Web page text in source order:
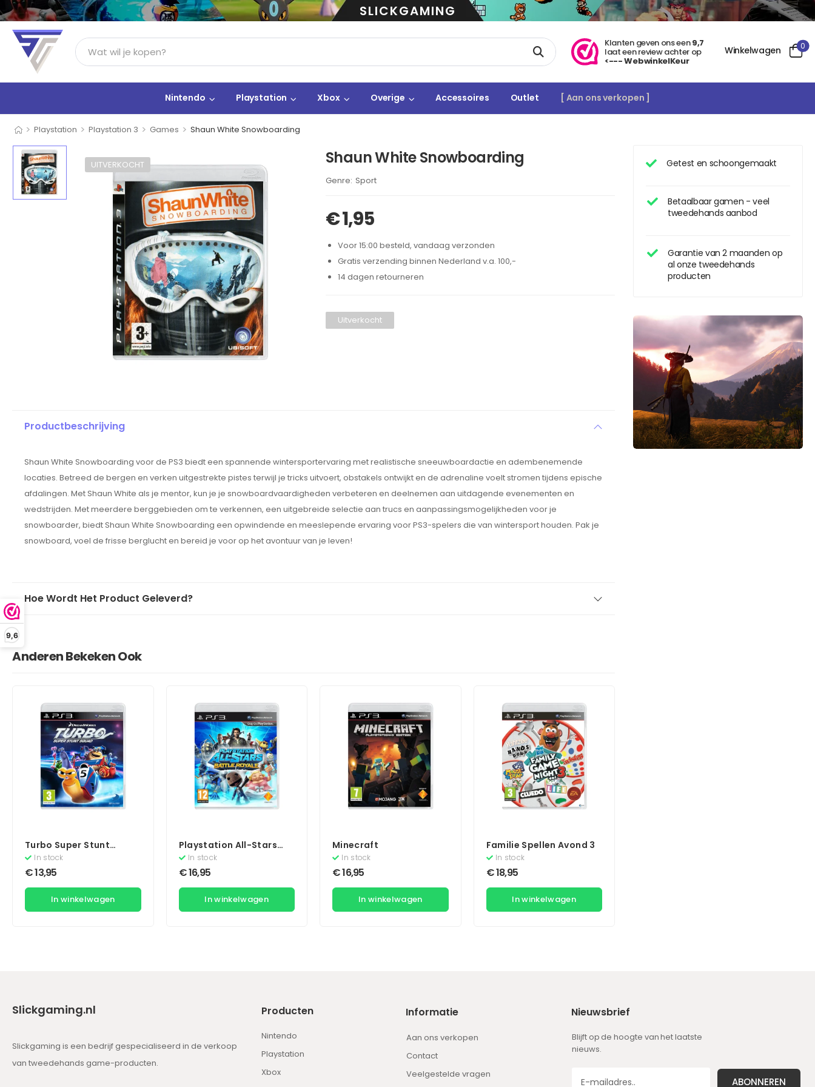
9,6
SLICKGAMING
Klanten geven ons een9,7
laat een review achter op
<--- WebwinkelKeur
Winkelwagen 0
Nintendo Playstation Xbox Overige Accessoires Outlet [ Aan ons verkopen ]
> Playstation > Playstation 3 > Games > Shaun White Snowboarding
Getest en schoongemaakt
Betaalbaar gamen - veel
tweedehands aanbod
Garantie van 2 maanden op
al onze tweedehands
producten
UITVERKOCHT Shaun White Snowboarding
Brand:
Sport
€1,95
Voor 15:00 besteld, vandaag verzonden
Gratis verzending binnen Nederland v.a. 100,-
14 dagen retourneren
Uitverkocht
Productbeschrijving
Shaun White Snowboarding voor de PS3 biedt een spannende wintersportervaring met realistische sneeuwboardactie en adembenemende
locaties. Betreed de bergen en verken uitgestrekte pistes terwijl je tricks uitvoert, obstakels ontwijkt en de adrenaline voelt stromen tijdens epische
afdalingen. Met Shaun White als je mentor, kun je je snowboardvaardigheden verbeteren en deelnemen aan uitdagende evenementen en
wedstrijden. Met meerdere berggebieden om te verkennen, een uitgebreide selectie aan trucs en aanpassingsmogelijkheden voor je
snowboarder, biedt Shaun White Snowboarding een opwindende en meeslepende ervaring voor PS3-spelers die van wintersport houden. Pak je
snowboard, voel de frisse berglucht en bereid je voor op het avontuur van je leven!
Hoe Wordt Het Product Geleverd?
Anderen Bekeken Ook
Turbo Super Stunt
Squad
In stock
€13,95
In winkelwagen
Playstation All-Stars
Battle Royale
In stock
€16,95
In winkelwagen
Minecraft
In stock
€16,95
In winkelwagen
Familie Spellen Avond 3
In stock
€18,95
In winkelwagen
Slickgaming.nl
Slickgaming is een bedrijf gespecialiseerd in de verkoop
van tweedehands game-producten.
Producten
Nintendo
Playstation
Xbox
Informatie
Aan ons verkopen
Contact
Veelgestelde vragen
Nieuwsbrief
Blijft op de hoogte van het laatste
nieuws.